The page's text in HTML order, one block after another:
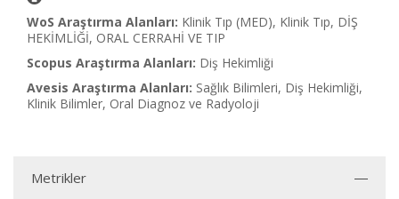
WoS Araştırma Alanları: Klinik Tıp (MED), Klinik Tıp, DİŞ
HEKİMLİĞİ, ORAL CERRAHİ VE TIP
Scopus Araştırma Alanları: Diş Hekimliği
Avesis Araştırma Alanları: Sağlık Bilimleri, Diş Hekimliği,
Klinik Bilimler, Oral Diagnoz ve Radyoloji
Metrikler